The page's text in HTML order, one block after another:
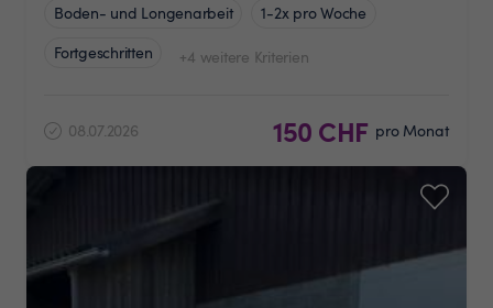
Boden- und Longenarbeit
1-2x pro Woche
Fortgeschritten
+4 weitere Kriterien
08.07.2026 150 CHF pro Monat